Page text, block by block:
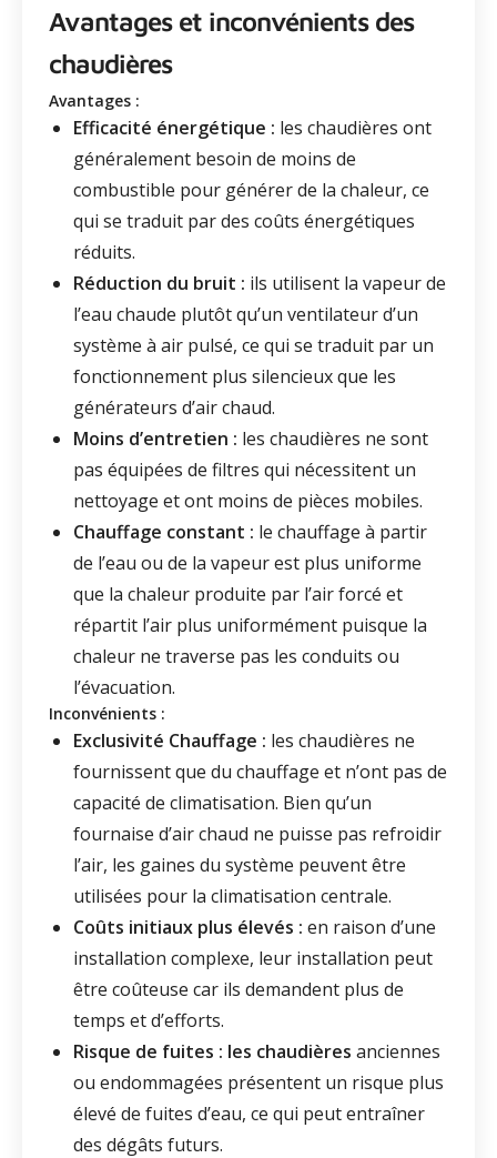
Avantages et inconvénients des
chaudières
Avantages :
Efficacité énergétique : les chaudières ont
généralement besoin de moins de
combustible pour générer de la chaleur, ce
qui se traduit par des coûts énergétiques
réduits.
Réduction du bruit : ils utilisent la vapeur de
l’eau chaude plutôt qu’un ventilateur d’un
système à air pulsé, ce qui se traduit par un
fonctionnement plus silencieux que les
générateurs d’air chaud.
Moins d’entretien : les chaudières ne sont
pas équipées de filtres qui nécessitent un
nettoyage et ont moins de pièces mobiles.
Chauffage constant : le chauffage à partir
de l’eau ou de la vapeur est plus uniforme
que la chaleur produite par l’air forcé et
répartit l’air plus uniformément puisque la
chaleur ne traverse pas les conduits ou
l’évacuation.
Inconvénients :
Exclusivité Chauffage : les chaudières ne
fournissent que du chauffage et n’ont pas de
capacité de climatisation. Bien qu’un
fournaise d’air chaud ne puisse pas refroidir
l’air, les gaines du système peuvent être
utilisées pour la climatisation centrale.
Coûts initiaux plus élevés : en raison d’une
installation complexe, leur installation peut
être coûteuse car ils demandent plus de
temps et d’efforts.
Risque de fuites : les chaudières anciennes
ou endommagées présentent un risque plus
élevé de fuites d’eau, ce qui peut entraîner
des dégâts futurs.